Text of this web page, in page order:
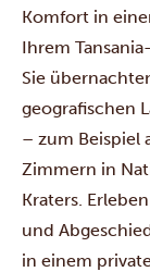
Komfort in
Ihrem
Sie
geografischen
– zum Beispiel
Zimmern in
Kraters.
und
in einem